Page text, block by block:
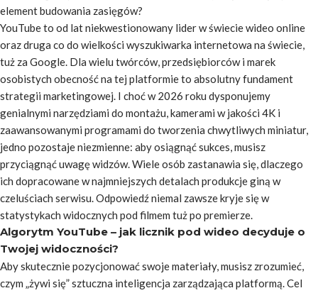
YouTube to od lat niekwestionowany lider w świecie wideo online
oraz druga co do wielkości wyszukiwarka internetowa na świecie,
tuż za Google. Dla wielu twórców, przedsiębiorców i marek
osobistych obecność na tej platformie to absolutny fundament
strategii marketingowej. I choć w 2026 roku dysponujemy
genialnymi narzędziami do montażu, kamerami w jakości 4K i
zaawansowanymi programami do tworzenia chwytliwych miniatur,
jedno pozostaje niezmienne: aby osiągnąć sukces, musisz
przyciągnąć uwagę widzów. Wiele osób zastanawia się, dlaczego
ich dopracowane w najmniejszych detalach produkcje giną w
czeluściach serwisu. Odpowiedź niemal zawsze kryje się w
statystykach widocznych pod filmem tuż po premierze.
Algorytm YouTube – jak licznik pod wideo decyduje o
Twojej widoczności?
Aby skutecznie pozycjonować swoje materiały, musisz zrozumieć,
czym „żywi się” sztuczna inteligencja zarządzająca platformą. Cel